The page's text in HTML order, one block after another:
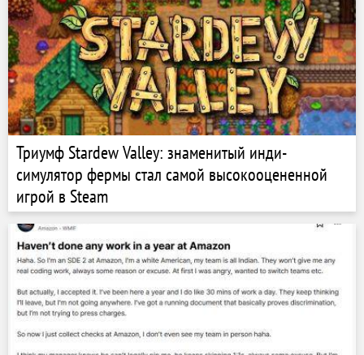
Триумф Stardew Valley: знаменитый инди-
симулятор фермы стал самой высокооцененной
игрой в Steam